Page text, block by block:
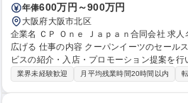
年俸600万円～900万円
大阪府大阪市北区
企業名 ＣＰ Ｏｎｅ Ｊａｐａｎ合同会社 求人名 大阪担当【SMBセールス職】成長中サービス『ロケットナウ』を
広げる 仕事の内容 クーパンイーツのセールス部門にて、加盟店やブランドパートナーとの関係構築を通じ、サー
ビスの紹介・入店・プロモーション提案を行い、顧
ド ■営業戦略の立案と実行 ■市場分析を通
業界未経験歓迎 月平均残業時間20時間以内